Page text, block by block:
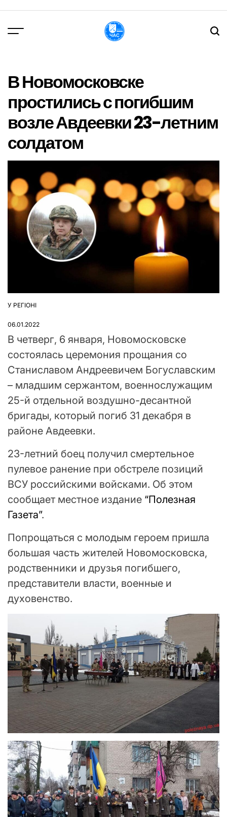
вмісту
В Новомосковске
простились с погибшим
возле Авдеевки 23-летним
солдатом
ОПУБЛІКУВАТИ
У РЕГІОНІ
06.01.2022
В четверг, 6 января, Новомосковске
состоялась церемония прощания со
Станиславом Андреевичем Богуславским
– младшим сержантом, военнослужащим
25-й отдельной воздушно-десантной
бригады, который погиб 31 декабря в
районе Авдеевки.
23-летний боец получил смертельное
пулевое ранение при обстреле позиций
ВСУ российскими войсками. Об этом
сообщает местное издание “Полезная
Газета”.
Попрощаться с молодым героем пришла
большая часть жителей Новомосковска,
родственники и друзья погибшего,
представители власти, военные и
духовенство.